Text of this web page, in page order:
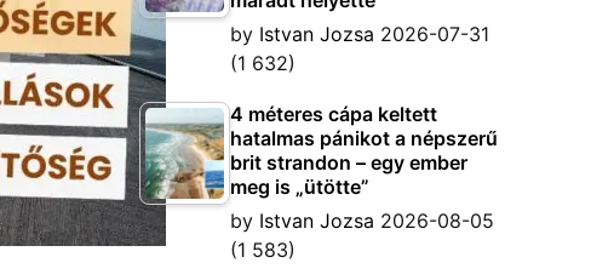
by Istvan Jozsa 2026-07-31
(1 632)
4 méteres cápa keltett
hatalmas pánikot a népszerű
brit strandon – egy ember
meg is „ütötte”
by Istvan Jozsa 2026-08-05
(1 583)